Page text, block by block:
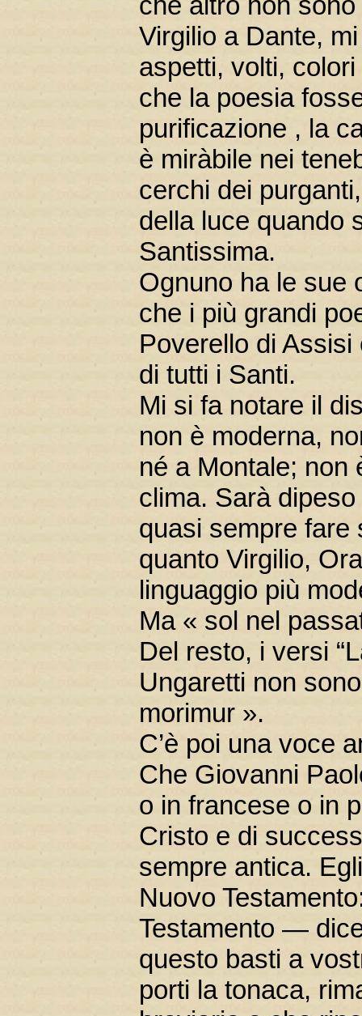
Virgilio a Dante,
aspetti, volti,
che la poesia
purificazione , la
è miràbile nei
cerchi dei
della luce quando
Santissima.
Ognuno ha le sue
che i più grandi
Poverello di
di tutti i Santi.
Mi si fa notare il
non è moderna,
né a Montale; non
clima. Sarà
quasi sempre fare
quanto Virgilio,
linguaggio più
Ma « sol nel
Del resto, i versi
Ungaretti non
morimur ».
C’è poi una voce
Che Giovanni
o in francese o in
Cristo e di
sempre antica.
Nuovo
Testamento —
questo basti a
porti la tonaca,